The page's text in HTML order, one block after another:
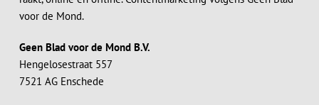
voor de Mond.
Geen Blad voor de Mond B.V.
Hengelosestraat 557
7521 AG Enschede